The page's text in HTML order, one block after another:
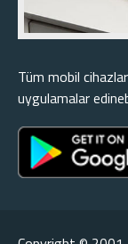
Tüm mobil
uygulamalar